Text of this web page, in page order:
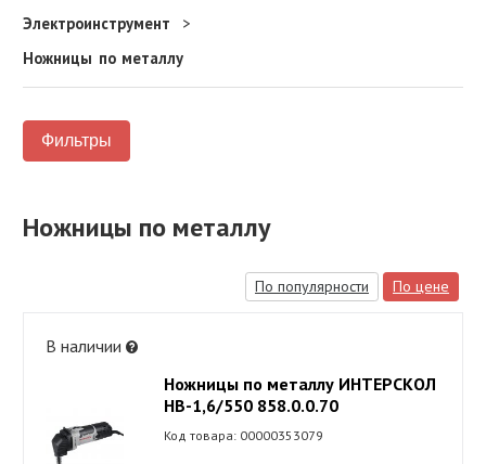
Электроинструмент
Ножницы по металлу
Фильтры
Ножницы по металлу
По популярности По цене
В наличии
Ножницы по металлу ИНТЕРСКОЛ
НВ-1,6/550 858.0.0.70
Код товара: 00000353079